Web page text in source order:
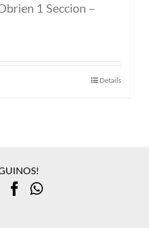
1 Seccion –
Details